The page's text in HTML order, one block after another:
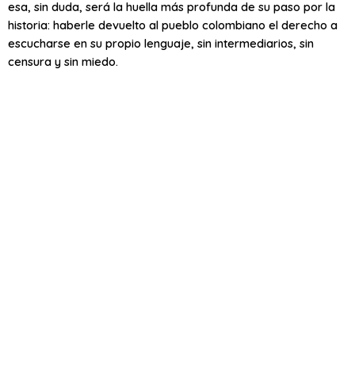
esa, sin duda, será la huella más profunda de su paso por la
historia: haberle devuelto al pueblo colombiano el derecho a
escucharse en su propio lenguaje, sin intermediarios, sin
censura y sin miedo.